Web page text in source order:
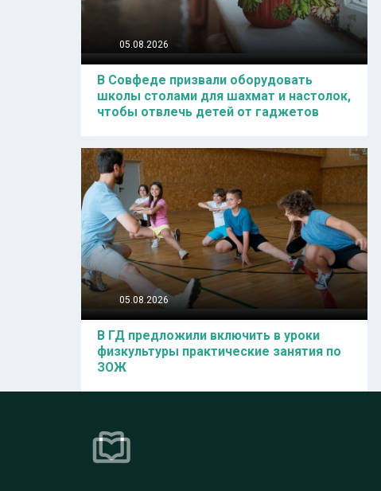
05.08.2026
В Совфеде призвали оборудовать
школы столами для шахмат и настолок,
чтобы отвлечь детей от гаджетов
05.08.2026
В ГД предложили включить в уроки
физкультуры практические занятия по
ЗОЖ